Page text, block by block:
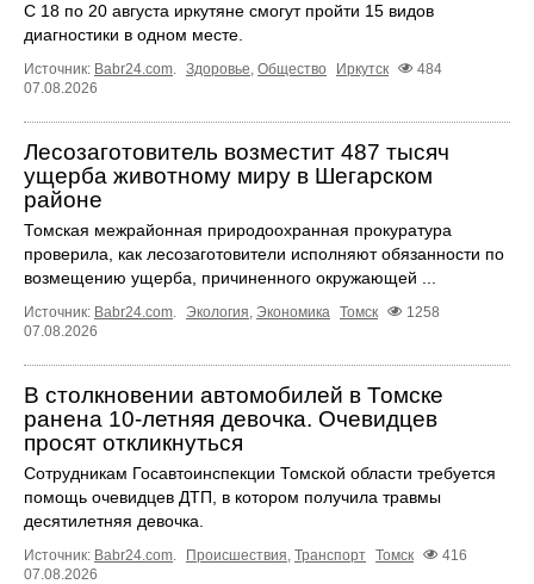
С 18 по 20 августа иркутяне смогут пройти 15 видов
диагностики в одном месте.
Источник: Babr24.com Здоровье Общество Иркутск
484
07.08.2026
Лесозаготовитель возместит 487 тысяч
ущерба животному миру в Шегарском
районе
Томская межрайонная природоохранная прокуратура
проверила, как лесозаготовители исполняют обязанности по
возмещению ущерба, причиненного окружающей ...
Источник: Babr24.com Экология Экономика Томск
1258
07.08.2026
В столкновении автомобилей в Томске
ранена 10-летняя девочка. Очевидцев
просят откликнуться
Сотрудникам Госавтоинспекции Томской области требуется
помощь очевидцев ДТП, в котором получила травмы
десятилетняя девочка.
Источник: Babr24.com. Происшествия, Транспорт Томск
416
07.08.2026